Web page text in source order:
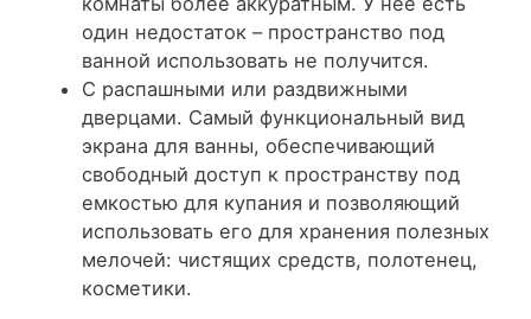
один недостаток – пространство под
ванной использовать не получится.
С распашными или раздвижными
дверцами. Самый функциональный вид
экрана для ванны, обеспечивающий
свободный доступ к пространству под
емкостью для купания и позволяющий
использовать его для хранения полезных
мелочей: чистящих средств, полотенец,
косметики.